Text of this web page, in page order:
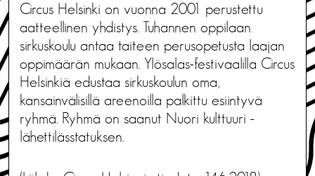
Circus Helsinki on vuonna 2001 perustettu
aatteellinen yhdistys. Tuhannen oppilaan
sirkuskoulu antaa taiteen perusopetusta laajan
oppimäärän mukaan. Ylösalas-festivaalilla Circus
Helsinkiä edustaa sirkuskoulun oma,
kansainvälisillä areenoilla palkittu esiintyvä
ryhmä. Ryhmä on saanut Nuori kulttuuri -
lähettilässtatuksen.